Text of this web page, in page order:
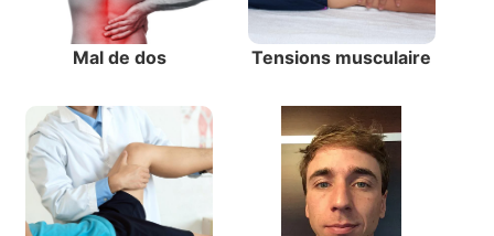
Mal de dos Tensions musculaire